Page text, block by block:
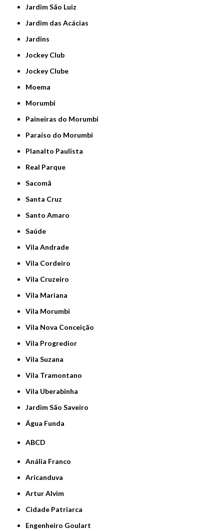
Jardim São Luiz
Jardim das Acácias
Jardins
Jockey Club
Jockey Clube
Moema
Morumbi
Paineiras do Morumbi
Paraíso do Morumbi
Planalto Paulista
Real Parque
Sacomã
Santa Cruz
Santo Amaro
Saúde
Vila Andrade
Vila Cordeiro
Vila Cruzeiro
Vila Mariana
Vila Morumbi
Vila Nova Conceição
Vila Progredior
Vila Suzana
Vila Tramontano
Vila Uberabinha
jardim São Saveiro
Água Funda
ABCD
Anália Franco
Aricanduva
Artur Alvim
Cidade Patriarca
Engenheiro Goulart